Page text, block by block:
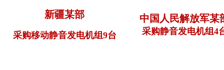
新疆某部
采购移动静音发电机组9台
中国人民解放军某
采购静音发电机组4